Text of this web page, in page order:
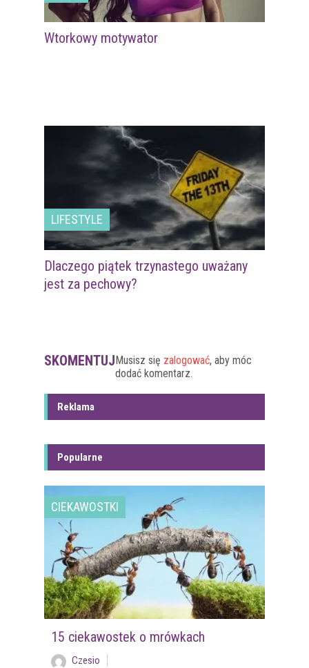
Wtorkowy motywator
LIFESTYLE
Dlaczego piątek trzynastego uważany
jest za pechowy?
SKOMENTUJMusisz się zalogować, aby móc
dodać komentarz.
Reklama
Popularne
CIEKAWOSTKI
15 ciekawostek o mrówkach
Czesio